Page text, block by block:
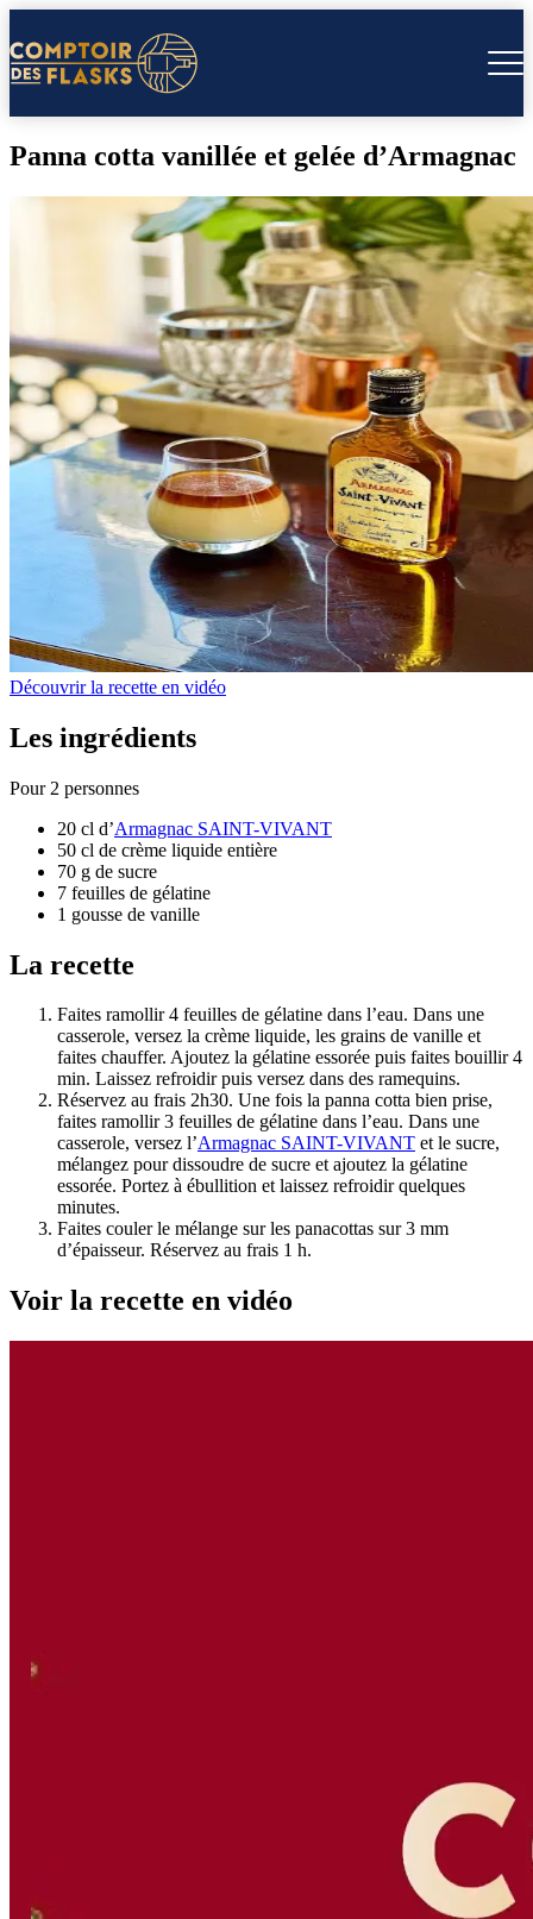
Panna cotta vanillée et gelée d’Armagnac
Découvrir la recette en vidéo
Les ingrédients
Pour 2 personnes
20 cl d’Armagnac SAINT-VIVANT
50 cl de crème liquide entière
70 g de sucre
7 feuilles de gélatine
1 gousse de vanille
La recette
Faites ramollir 4 feuilles de gélatine dans l’eau. Dans une
casserole, versez la crème liquide, les grains de vanille et
faites chauffer. Ajoutez la gélatine essorée puis faites bouillir 4
min. Laissez refroidir puis versez dans des ramequins.
Réservez au frais 2h30. Une fois la panna cotta bien prise,
faites ramollir 3 feuilles de gélatine dans l’eau. Dans une
casserole, versez l’Armagnac SAINT-VIVANT et le sucre,
mélangez pour dissoudre de sucre et ajoutez la gélatine
essorée. Portez à ébullition et laissez refroidir quelques
minutes.
Faites couler le mélange sur les panacottas sur 3 mm
d’épaisseur. Réservez au frais 1 h.
Voir la recette en vidéo